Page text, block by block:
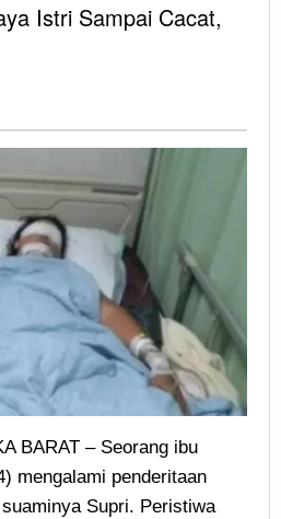
Istri
Istri Sampai Cacat,
BARAT – Seorang ibu
mengalami penderitaan
Supri. Peristiwa